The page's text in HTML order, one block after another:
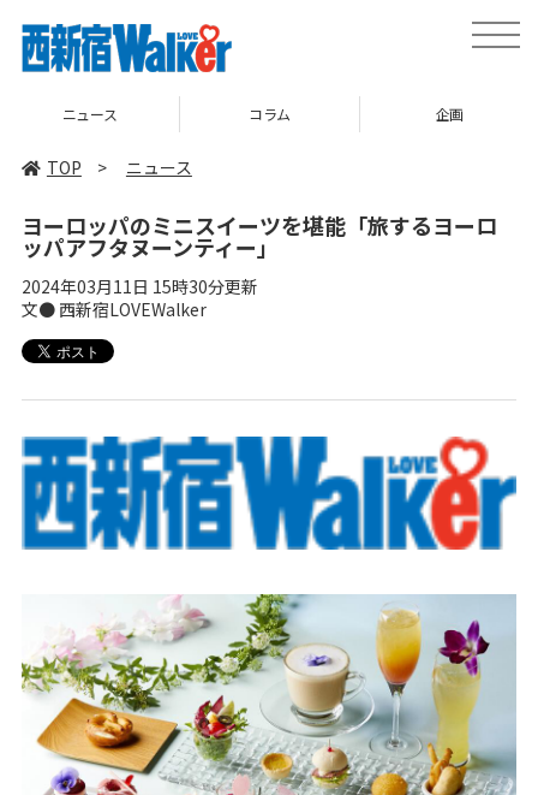
toggle
ニュース コラム 企画
TOP > ニュース
ヨーロッパのミニスイーツを堪能「旅するヨーロ
ッパアフタヌーンティー」
2024年03月11日 15時30分更新
文● 西新宿LOVEWalker